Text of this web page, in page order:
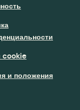
и положения